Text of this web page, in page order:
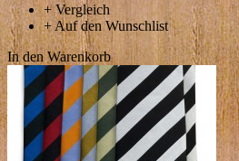
+Vergleich
+Auf den Wunschlist
In den Warenkorb